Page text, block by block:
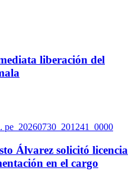
liberación del
Álvarez solicitó licencia
en el cargo